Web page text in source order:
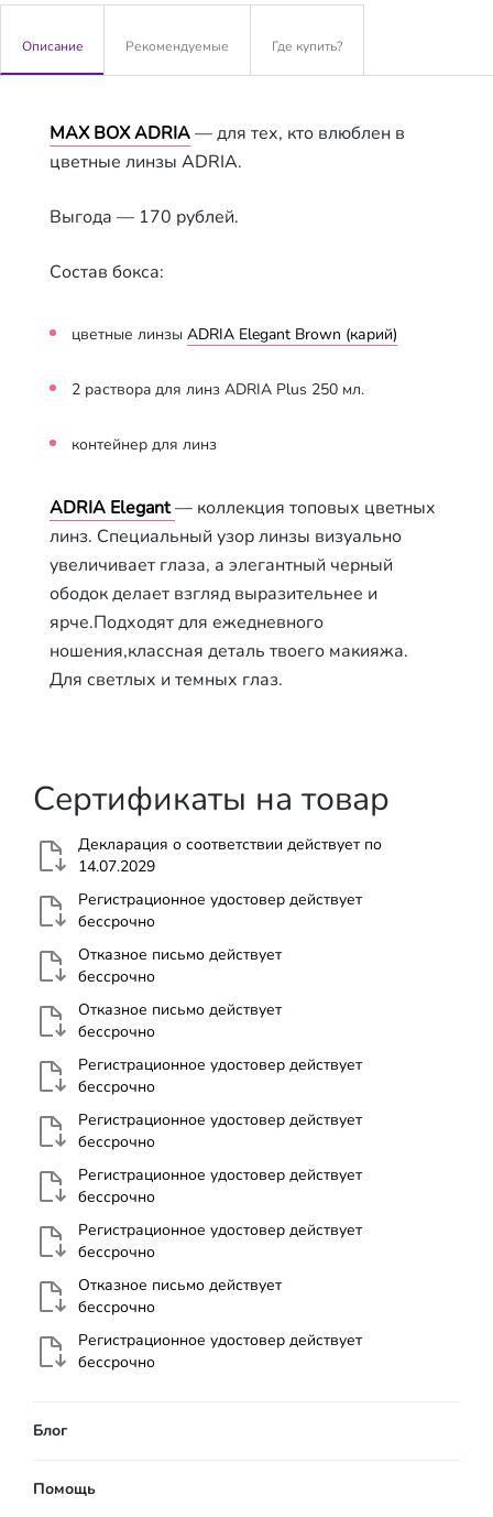
Описание Рекомендуемые Где купить?
MAX BOX ADRIA— для тех, кто влюблен в
цветные линзы ADRIA.
Выгода — 170 рублей.
Состав бокса:
цветные линзы ADRIA Elegant Brown (карий)
2 растворa для линз ADRIA Plus 250 мл.
контейнер для линз
ADRIA Elegant— коллекция топовых цветных
линз. Специальный узор линзы визуально
увеличивает глаза, а элегантный черный
ободок делает взгляд выразительнее и
ярче.Подходят для ежедневного
ношения,классная деталь твоего макияжа.
Для светлых и темных глаз.
Сертификаты на товар
Декларация о соответствии действует по
14.07.2029
Регистрационное удостовер действует
бессрочно
Отказное письмо действует
бессрочно
Отказное письмо действует
бессрочно
Регистрационное удостовер действует
бессрочно
Регистрационное удостовер действует
бессрочно
Регистрационное удостовер действует
бессрочно
Регистрационное удостовер действует
бессрочно
Отказное письмо действует
бессрочно
Регистрационное удостовер действует
бессрочно
Блог
Помощь